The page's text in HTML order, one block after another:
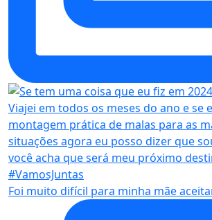
Foi muito difícil para minha mãe